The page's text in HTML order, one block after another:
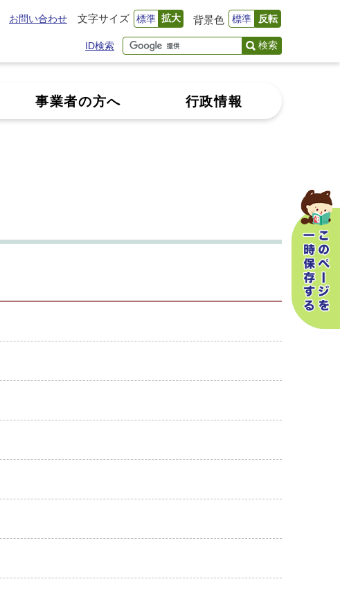
お問い合わせ 文字サイズ 標準 拡大 背景色 標準 反転
ID検索 検索
事業者の方へ 行政情報